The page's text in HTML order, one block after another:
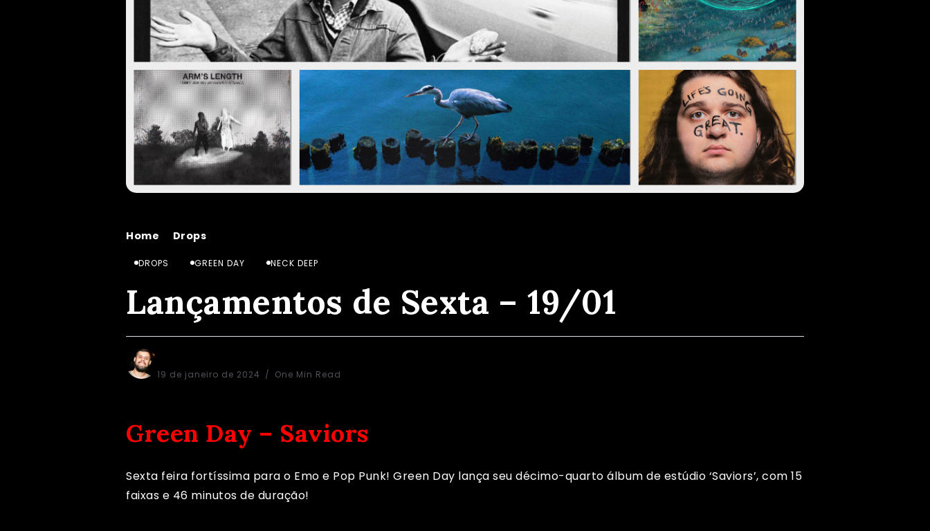
Home Drops
DROPS GREEN DAY NECK DEEP
Lançamentos de Sexta – 19/01
19 de janeiro de 2024 One Min Read
Green Day – Saviors
Sexta feira fortíssima para o Emo e Pop Punk! Green Day lança seu décimo-quarto álbum de estúdio ‘Saviors’, com 15
faixas e 46 minutos de duração!